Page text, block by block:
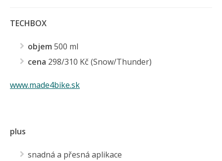
TECHBOX
objem 500 ml
cena 298/310 Kč (Snow/Thunder)
www.made4bike.sk
plus
snadná a přesná aplikace